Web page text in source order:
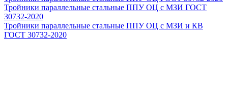
Тройники параллельные стальные ППУ ОЦ с МЗИ ГОСТ
30732-2020
Тройники параллельные стальные ППУ ОЦ с МЗИ и КВ
ГОСТ 30732-2020